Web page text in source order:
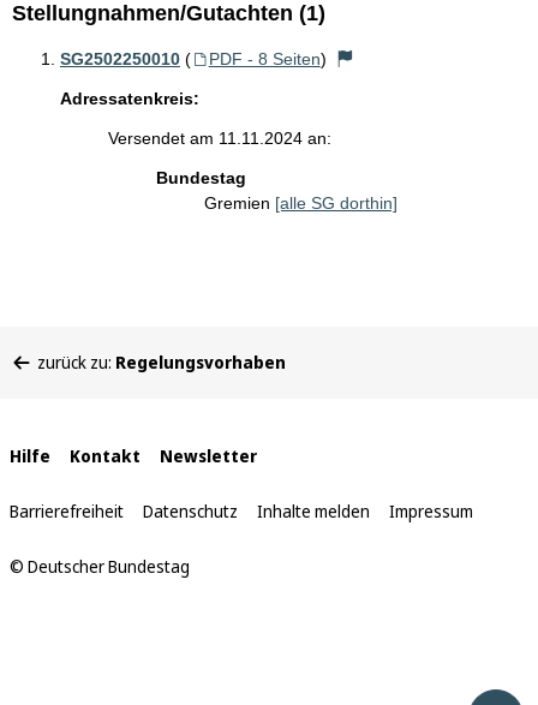
Stellungnahmen/Gutachten (1)
SG2502250010 ( PDF - 8 Seiten)
Adressatenkreis:
Versendet am 11.11.2024 an:
Bundestag
Gremien [alle SG dorthin]
befinden
zurück zu: Regelungsvorhaben
Interne
Links
Hilfe Kontakt Newsletter
Barrierefreiheit Datenschutz Inhalte melden Impressum
© Deutscher Bundestag